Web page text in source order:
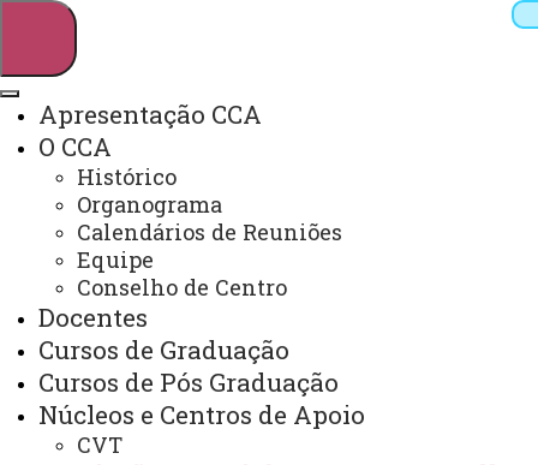
Webmail
Arquivo Virtual
Campus
Apresentação CCA
O CCA
Histórico
Organograma
Calendários de Reuniões
Equipe
Conselho de Centro
Docentes
Cursos de Graduação
Cursos de Pós Graduação
Núcleos e Centros de Apoio
CVT